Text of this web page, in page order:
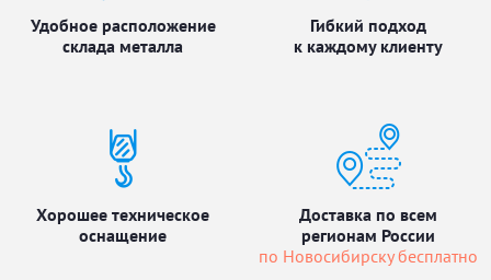
Удобное расположение
склада металла
Гибкий подход
к каждому клиенту
Хорошее техническое
оснащение
Доставка по всем
регионам России
по Новосибирску бесплатно